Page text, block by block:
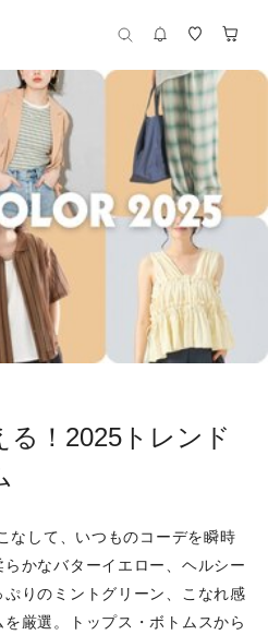
る！2025トレンド
なして、いつものコーデを瞬時
かなバターイエロー、ヘルシー
りのミントグリーン、こなれ感
厳選。トップス・ボトムスから